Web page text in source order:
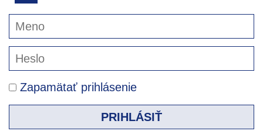
Zapamätať prihlásenie
PRIHLÁSIŤ